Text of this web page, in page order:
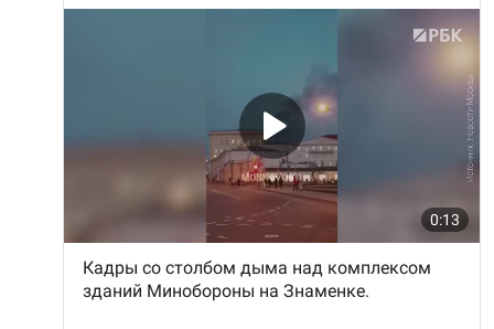
QOŞULIÑIZ!